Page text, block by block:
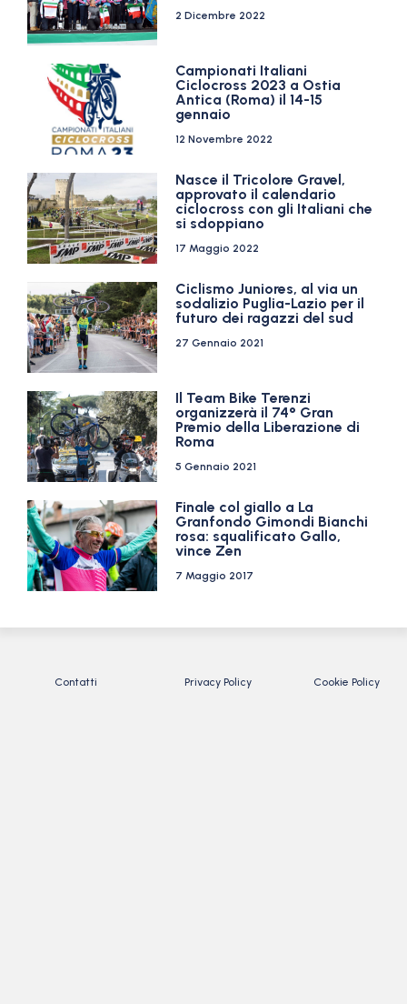
2 Dicembre 2022
Campionati Italiani
Ciclocross 2023 a Ostia
Antica (Roma) il 14-15
gennaio
12 Novembre 2022
Nasce il Tricolore Gravel,
approvato il calendario
ciclocross con gli Italiani che
si sdoppiano
17 Maggio 2022
Ciclismo Juniores, al via un
sodalizio Puglia-Lazio per il
futuro dei ragazzi del sud
27 Gennaio 2021
Il Team Bike Terenzi
organizzerà il 74° Gran
Premio della Liberazione di
Roma
5 Gennaio 2021
Finale col giallo a La
Granfondo Gimondi Bianchi
rosa: squalificato Gallo,
vince Zen
7 Maggio 2017
Contatti Privacy Policy Cookie Policy